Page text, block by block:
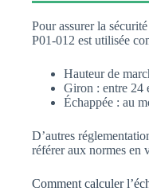
Pour assurer la
P01-012 est utilisée
Hauteur de
Giron : entre 24
Échappée : au
D’autres
référer aux normes en
Comment calculer